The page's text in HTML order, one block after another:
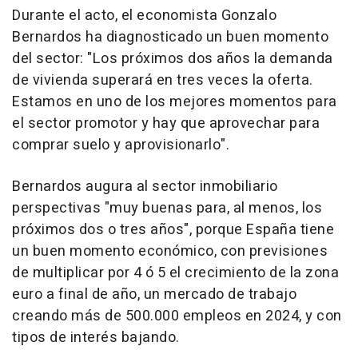
Durante el acto, el economista Gonzalo
Bernardos ha diagnosticado un buen momento
del sector: "Los próximos dos años la demanda
de vivienda superará en tres veces la oferta.
Estamos en uno de los mejores momentos para
el sector promotor y hay que aprovechar para
comprar suelo y aprovisionarlo".
Bernardos augura al sector inmobiliario
perspectivas "muy buenas para, al menos, los
próximos dos o tres años", porque España tiene
un buen momento económico, con previsiones
de multiplicar por 4 ó 5 el crecimiento de la zona
euro a final de año, un mercado de trabajo
creando más de 500.000 empleos en 2024, y con
tipos de interés bajando.